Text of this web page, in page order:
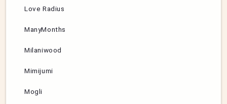
Love Radius
ManyMonths
Milaniwood
Mimijumi
Mogli